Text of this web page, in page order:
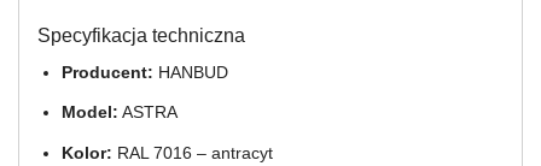
Specyfikacja techniczna
Producent: HANBUD
Model: ASTRA
Kolor: RAL 7016 – antracyt